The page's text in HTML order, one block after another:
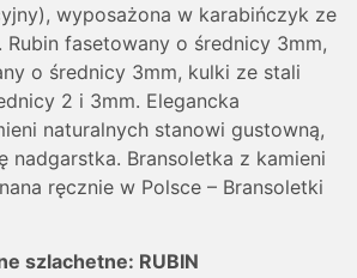
wyposażona w karabińczyk ze
fasetowany o średnicy 3mm,
o średnicy 3mm, kulki ze stali
2 i 3mm. Elegancka
naturalnych stanowi gustowną,
nadgarstka. Bransoletka z kamieni
ręcznie w Polsce – Bransoletki
szlachetne: RUBIN